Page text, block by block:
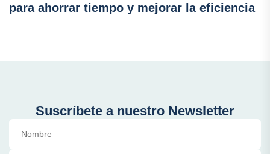
para ahorrar tiempo y mejorar la eficiencia
Suscríbete a nuestro Newsletter